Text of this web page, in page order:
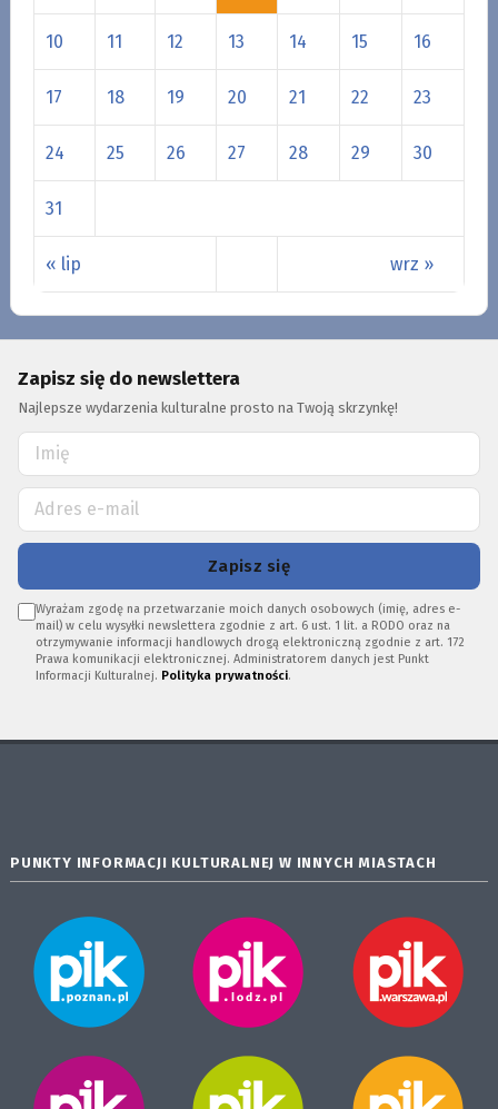
« lip wrz »
10 11 12 13 14 15 16
17 18 19 20 21 22 23
24 25 26 27 28 29 30
31
Zapisz się do newslettera
Najlepsze wydarzenia kulturalne prosto na Twoją skrzynkę!
Zapisz się
Wyrażam zgodę na przetwarzanie moich danych osobowych (imię, adres e-
mail) w celu wysyłki newslettera zgodnie z art. 6 ust. 1 lit. a RODO oraz na
otrzymywanie informacji handlowych drogą elektroniczną zgodnie z art. 172
Prawa komunikacji elektronicznej. Administratorem danych jest Punkt
Informacji Kulturalnej. Polityka prywatności.
PUNKTY INFORMACJI KULTURALNEJ W INNYCH MIASTACH